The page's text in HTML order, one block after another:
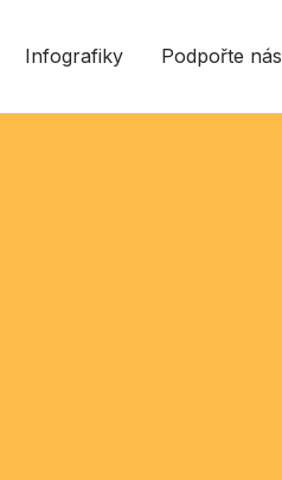
Infografiky Podpořte nás